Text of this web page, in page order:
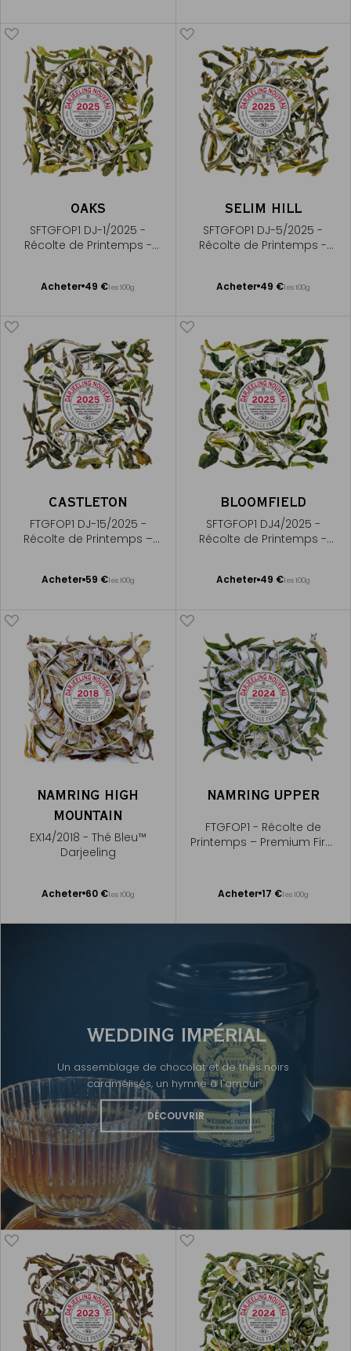
OAKS
SFTGFOP1 DJ-1/2025 -
Récolte de Printemps -
Acheter 49 €les 100g
Ajouter
SELIM HILL
SFTGFOP1 DJ-5/2025 -
Récolte de Printemps -
Acheter 49 €les 100g
Ajouter
CASTLETON
FTGFOP1 DJ-15/2025 -
Récolte de Printemps –
Acheter 59 €les 100g
Ajouter
BLOOMFIELD
SFTGFOP1 DJ4/2025 -
Récolte de Printemps -
Acheter 49 €les 100g
Ajouter
NAMRING HIGH
MOUNTAIN
EX14/2018 - Thé Bleu™
Darjeeling
Acheter 60 €les 100g
Ajouter
panier
NAMRING UPPER
FTGFOP1 - Récolte de
Printemps – Premium First
Acheter 17 €les 100g
Ajouter
panier
WEDDING IMPÉRIAL
Un assemblage de chocolat et de thés noirs
caramélisés, un hymne à l'amour
DÉCOUVRIR